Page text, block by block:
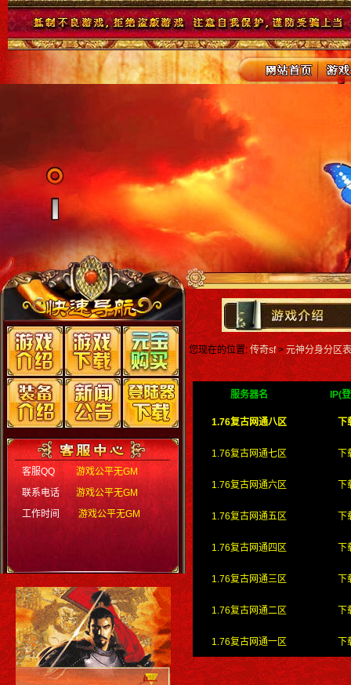
客服QQ
游戏公平无GM
联系电话
游戏公平无GM
工作时间
游戏公平无GM
您现在的位置:传奇sf>元神分身分区表
服务器名 IP(
1.76复古网通八区
1.76复古网通七区
1.76复古网通六区
1.76复古网通五区
1.76复古网通四区
1.76复古网通三区
1.76复古网通二区
1.76复古网通一区